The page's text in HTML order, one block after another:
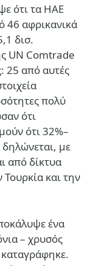
ότι τα ΗΑΕ
46 αφρικανικά
δισ.
UN Comtrade
25 από αυτές
πολύ
ότι
ότι 32%–
με
από δίκτυα
και την
ένα
– χρυσός